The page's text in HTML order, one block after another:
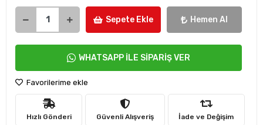
Sepete Ekle Hemen Al
WHATSAPP İLE SİPARİŞ VER
Favorilerime ekle
Hızlı Gönderi Güvenli Alışveriş İade ve Değişim